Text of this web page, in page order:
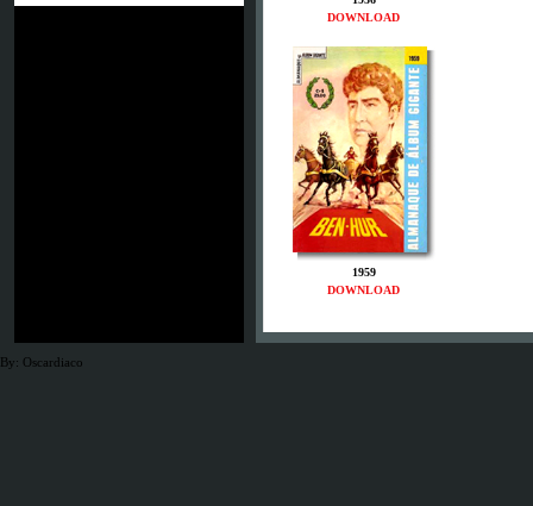
DOWNLOAD
1959
DOWNLOAD
By: Oscardiaco